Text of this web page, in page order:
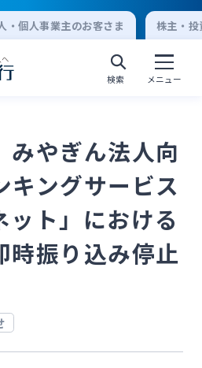
・個人事業主のお客さま 株主・
検索 メニュー
ーネットバンキング
グオン
ーネットバンキング
グオン
みやぎん法人向
キングサービス
ット」における
時振り込み停止